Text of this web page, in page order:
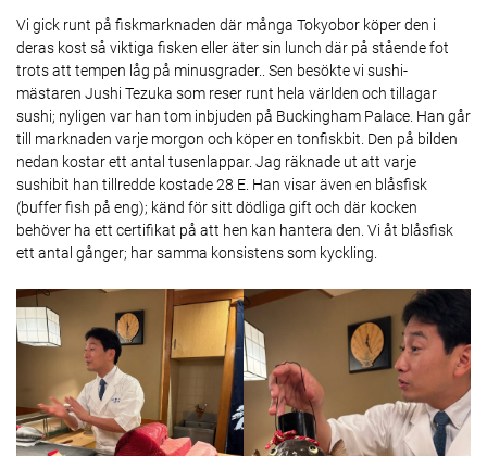
Vi gick runt på fiskmarknaden där många Tokyobor köper den i
deras kost så viktiga fisken eller äter sin lunch där på stående fot
trots att tempen låg på minusgrader.. Sen besökte vi sushi-
mästaren Jushi Tezuka som reser runt hela världen och tillagar
sushi; nyligen var han tom inbjuden på Buckingham Palace. Han går
till marknaden varje morgon och köper en tonfiskbit. Den på bilden
nedan kostar ett antal tusenlappar. Jag räknade ut att varje
sushibit han tillredde kostade 28 E. Han visar även en blåsfisk
(buffer fish på eng); känd för sitt dödliga gift och där kocken
behöver ha ett certifikat på att hen kan hantera den. Vi åt blåsfisk
ett antal gånger; har samma konsistens som kyckling.